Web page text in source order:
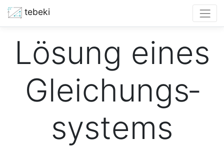
tebeki
Lö­sung eines
Gleich­ungs­
sys­tems